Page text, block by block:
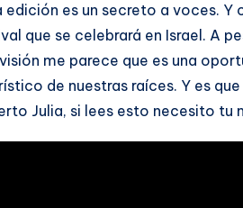
es un secreto a voces. Y
que se celebrará en Israel. A
me parece que es una
de nuestras raíces. Y es
Julia, si lees esto necesito tu